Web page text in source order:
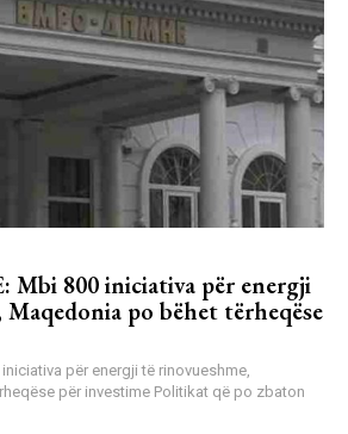
Mbi 800 iniciativa për energji
po bëhet tërheqëse
për energji të rinovueshme,
për investime Politikat që po zbaton